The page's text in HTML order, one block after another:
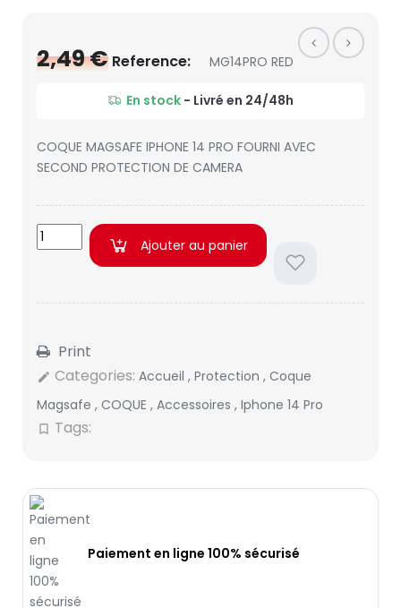
2,49 € Reference: MG14PRO RED
En stock - Livré en 24/48h
COQUE MAGSAFE IPHONE 14 PRO FOURNI AVEC
SECOND PROTECTION DE CAMERA
Ajouter au panier
Print
edit Categories: Accueil , Protection , Coque
Magsafe , COQUE , Accessoires , Iphone 14 Pro
bookmark_border Tags:
Paiement en ligne 100% sécurisé